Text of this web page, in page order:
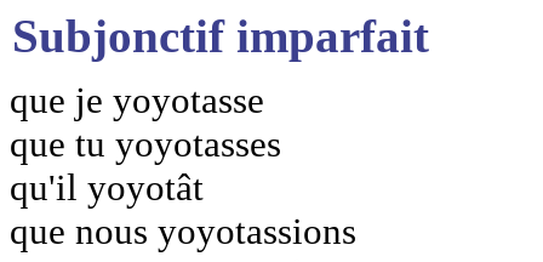
Subjonctif imparfait
que je yoyotasse
que tu yoyotasses
qu'il yoyotât
que nous yoyotassions